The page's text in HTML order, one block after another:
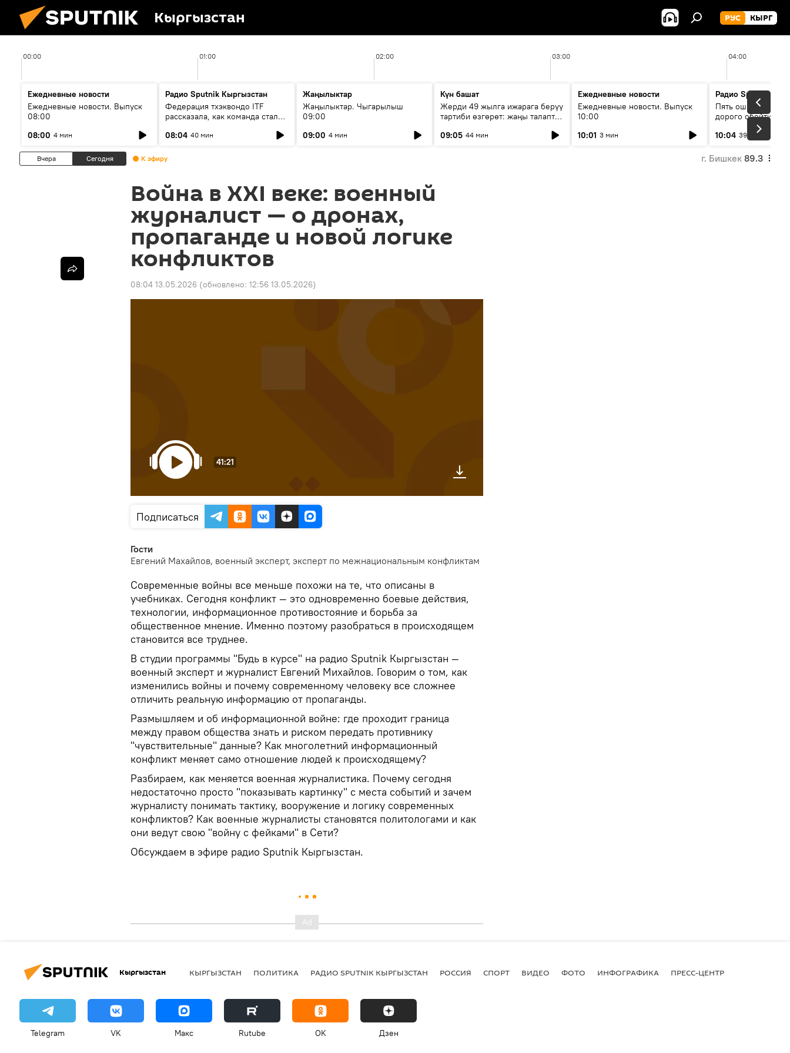
Кыргызстан РУС КЫРГ
00:00 01:00 02:00 03:00 04:00
Ежедневные новости
Ежедневные новости. Выпуск
08:00
08:00 4 мин
Радио Sputnik Кыргызстан
Федерация тхэквондо ITF
рассказала, как команда стала
08:04 40 мин
Жаңылыктар
Жаңылыктар. Чыгарылыш
09:00
09:00 4 мин
Күн башат
Жерди 49 жылга ижарага берүү
тартиби өзгөрөт: жаңы талаптар
09:05 44 мин
Ежедневные новости
Ежедневные новости. Выпуск
10:00
10:01 3 мин
Радио Sputnik
Пять ошибок
дорого обойтись
10:04 39 мин
Вчера Сегодня К эфиру г. Бишкек 89.3
Война в XXI веке: военный
журналист — о дронах,
пропаганде и новой логике
конфликтов
08:04 13.05.2026 (обновлено: 12:56 13.05.2026)
41:21
Подписаться
Гости
Евгений Махайлов, военный эксперт, эксперт по межнациональным конфликтам
Современные войны все меньше похожи на те, что описаны в
учебниках. Сегодня конфликт — это одновременно боевые действия,
технологии, информационное противостояние и борьба за
общественное мнение. Именно поэтому разобраться в происходящем
становится все труднее.
В студии программы "Будь в курсе" на радио Sputnik Кыргызстан —
военный эксперт и журналист Евгений Михайлов. Говорим о том, как
изменились войны и почему современному человеку все сложнее
отличить реальную информацию от пропаганды.
Размышляем и об информационной войне: где проходит граница
между правом общества знать и риском передать противнику
"чувствительные" данные? Как многолетний информационный
конфликт меняет само отношение людей к происходящему?
Разбираем, как меняется военная журналистика. Почему сегодня
недостаточно просто "показывать картинку" с места событий и зачем
журналисту понимать тактику, вооружение и логику современных
конфликтов? Как военные журналисты становятся политологами и как
они ведут свою "войну с фейками" в Сети?
Обсуждаем в эфире радио Sputnik Кыргызстан.
Кыргызстан КЫРГЫЗСТАН ПОЛИТИКА РАДИО SPUTNIK КЫРГЫЗСТАН РОССИЯ СПОРТ ВИДЕО ФОТО ИНФОГРАФИКА ПРЕСС-ЦЕНТР
Telegram VK Макс Rutube OK Дзен